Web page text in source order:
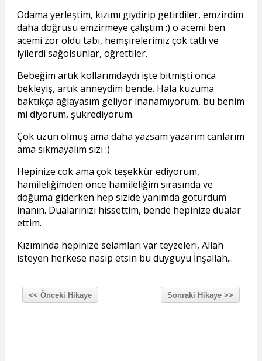
Odama yerleştim, kızımı giydirip getirdiler, emzirdim
daha doğrusu emzirmeye çalıştım :) o acemi ben
acemi zor oldu tabi, hemşirelerimiz çok tatlı ve
iyilerdi sağolsunlar, öğrettiler.
Bebeğim artık kollarımdaydı işte bitmişti onca
bekleyiş, artık anneydim bende. Hala kuzuma
baktıkça ağlayasım geliyor inanamıyorum, bu benim
mi diyorum, şükrediyorum.
Çok uzun olmuş ama daha yazsam yazarım canlarım
ama sıkmayalım sizi :)
Hepinize cok ama çok teşekkür ediyorum,
hamileliğimden önce hamileliğim sırasında ve
doğuma giderken hep sizide yanımda götürdüm
inanın. Dualarınızı hissettim, bende hepinize dualar
ettim.
Kızımında hepinize selamları var teyzeleri, Allah
isteyen herkese nasip etsin bu duyguyu İnşallah...
<< Önceki Hikaye Sonraki Hikaye >>